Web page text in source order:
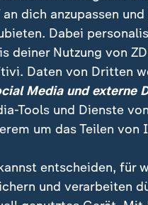
der USA vom
dafür. Sie wollen
an dich anzupassen
Dabei
deiner Nutzung von
Daten von Dritten
Media und externe
Tools und Dienste
um das Teilen von
entscheiden, für
und verarbeiten